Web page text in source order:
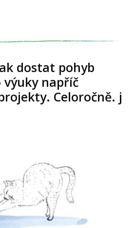
dostat pohyb
výuky napříč
Celoročně. j